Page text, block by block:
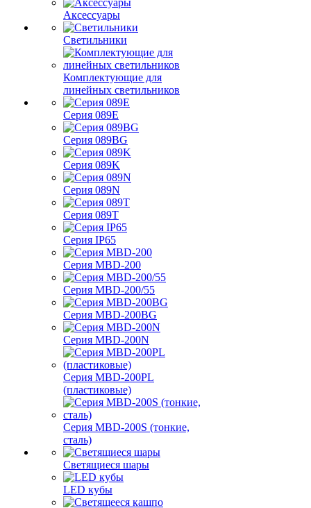
Аксессуары
Светильники
Комплектующие для
линейных светильников
Серия 089E
Серия 089BG
Серия 089K
Серия 089N
Серия 089T
Серия IP65
Серия MBD-200
Серия MBD-200/55
Серия MBD-200BG
Серия MBD-200N
Серия MBD-200PL
(пластиковые)
Серия MBD-200S (тонкие,
сталь)
Светящиеся шары
LED кубы